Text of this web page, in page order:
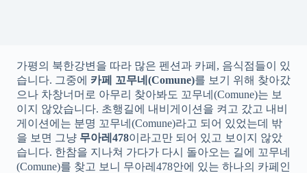
가평의 북한강변을 따라 많은 펜션과 카페, 음식점들이 있
습니다. 그중에 카페 꼬무네(Comune)를 보기 위해 찾아갔
으나 차창너머로 아무리 찾아봐도 꼬무네(Comune)는 보
이지 않았습니다. 초행길에 내비게이션을 켜고 갔고 내비
게이션에는 분명 꼬무네(Comune)라고 되어 있었는데 밖
을 보면 그냥 무아레478이라고만 되어 있고 보이지 않았
습니다. 한참을 지나쳐 가다가 다시 돌아오는 길에 꼬무네
(Comune)를 찾고 보니 무아레478안에 있는 하나의 카페인